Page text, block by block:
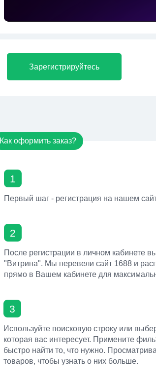
Зарегистрируйтесь
Первый шаг - регистрация на нашем
После регистрации в личном кабинете
"Витрина". Мы перевели сайт 1688 и
прямо в Вашем кабинете для
Используйте поисковую строку или
которая вас интересует. Примените
быстро найти то, что нужно.
товаров, чтобы узнать о них больше.
1
3
2
Как оформить заказ?